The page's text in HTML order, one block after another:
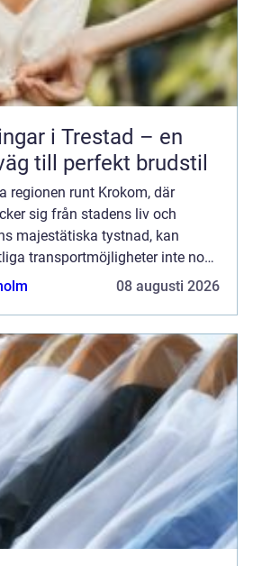
i Trestad – en
till perfekt brudstil
regionen runt Krokom, där
sig från stadens liv och
majestätiska tystnad, kan
transportmöjligheter inte nog
08 augusti 2026